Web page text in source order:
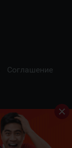
Соглашение